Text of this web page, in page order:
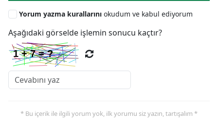
Yorum yazma kurallarını okudum ve kabul ediyorum
Aşağıdaki görselde işlemin sonucu kaçtır?
* Bu içerik ile ilgili yorum yok, ilk yorumu siz yazın, tartışalım *